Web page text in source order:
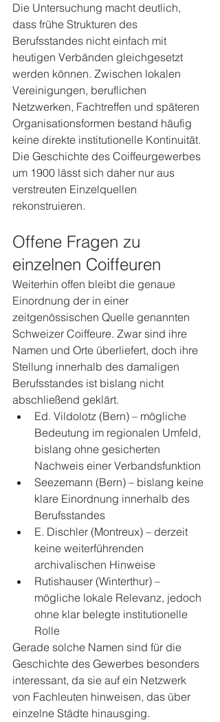
Die Untersuchung macht deutlich,
dass frühe Strukturen des
Berufsstandes nicht einfach mit
heutigen Verbänden gleichgesetzt
werden können. Zwischen lokalen
Vereinigungen, beruflichen
Netzwerken, Fachtreffen und späteren
Organisationsformen bestand häufig
keine direkte institutionelle Kontinuität.
Die Geschichte des Coiffeurgewerbes
um 1900 lässt sich daher nur aus
verstreuten Einzelquellen
rekonstruieren.
Offene Fragen zu
einzelnen Coiffeuren
Weiterhin offen bleibt die genaue
Einordnung der in einer
zeitgenössischen Quelle genannten
Schweizer Coiffeure. Zwar sind ihre
Namen und Orte überliefert, doch ihre
Stellung innerhalb des damaligen
Berufsstandes ist bislang nicht
abschließend geklärt.
Ed. Vildolotz (Bern) – mögliche
Bedeutung im regionalen Umfeld,
bislang ohne gesicherten
Nachweis einer Verbandsfunktion
Seezemann (Bern) – bislang keine
klare Einordnung innerhalb des
Berufsstandes
E. Dischler (Montreux) – derzeit
keine weiterführenden
archivalischen Hinweise
Rutishauser (Winterthur) –
mögliche lokale Relevanz, jedoch
ohne klar belegte institutionelle
Rolle
Gerade solche Namen sind für die
Geschichte des Gewerbes besonders
interessant, da sie auf ein Netzwerk
von Fachleuten hinweisen, das über
einzelne Städte hinausging.